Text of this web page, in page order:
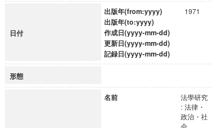
日付
出版年(from:yyyy)
1971
出版年(to:yyyy)
作成日(yyyy-mm-dd)
更新日(yyyy-mm-dd)
記録日(yyyy-mm-dd)
形態
名前
法學研究
: 法律・
政治・社
会